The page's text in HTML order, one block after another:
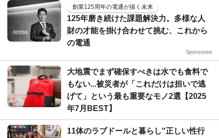
創業125周年の電通が描く未来
125年磨き続けた課題解決力。多様な人
財の才能を掛け合わせて挑む、これから
の電通
Sponsored
大地震でまず確保すべきは水でも食料で
もない...被災者が「これだけは担いで逃
げて」という最も重要なモノ2選【2025
年7月BEST】
11体のラブドールと暮らし"正しい性行